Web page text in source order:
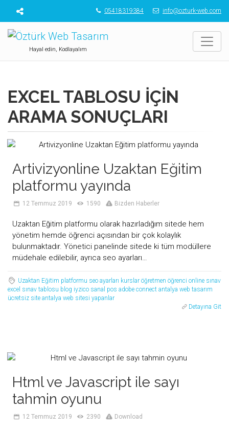
05418319384 info@ozturk-web.com
Hayal edin, Kodlayalım
EXCEL TABLOSU IÇIN
ARAMA SONUÇLARI
Artivizyonline Uzaktan Eğitim
platformu yayında
12 Temmuz 2019 1590 Bizden Haberler
Uzaktan Eğitim platformu olarak hazırladığım sitede hem
yönetim hemde öğrenci açısından bir çok kolaylık
bulunmaktadır. Yönetici panelinde sitede ki tüm modüllere
müdehale edilebilir, ayrıca seo ayarları…
Uzaktan Eğitim platformu seo ayarları kurslar öğretmen öğrenci online sınav
excel sınav tablosu blog iyzico sanal pos adobe connect antalya web tasarım
ücretsiz site antalya web sitesi yapanlar
Detayına Git
Html ve Javascript ile sayı
tahmin oyunu
12 Temmuz 2019 2390 Download